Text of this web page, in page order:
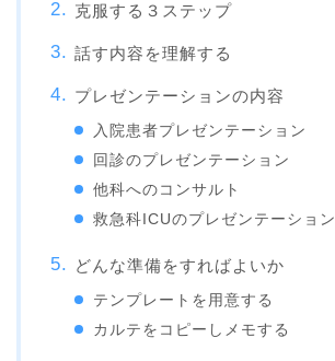
克服する３ステップ
話す内容を理解する
プレゼンテーションの内容
入院患者プレゼンテーション
回診のプレゼンテーション
他科へのコンサルト
救急科ICUのプレゼンテーション
どんな準備をすればよいか
テンプレートを用意する
カルテをコピーしメモする